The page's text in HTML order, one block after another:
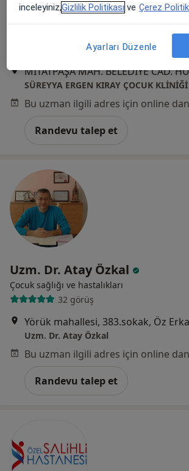
9 görüş
SÜREYYA ERGEN KIRAY ÇOCUK KLİNİĞİ
Randevu talep et
Uzm. Dr. Atay Özkal
Çocuk sağlığı ve hastalıkları
32 görüş
Uzm. Dr. Atay Özkal
Randevu talep et
inceleyiniz,Gizlilik Politikası ve Çerez
Ayarları Düzenle